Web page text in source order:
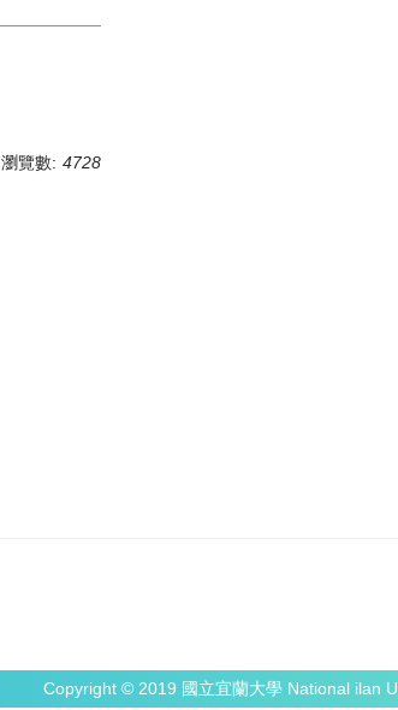
瀏覽數: 4728
Copyright © 2019 國立宜蘭大學 National ilan